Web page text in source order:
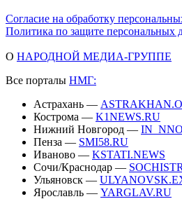
Согласие на обработку
Политика по защите персональных
О НАРОДНОЙ МЕДИА-ГРУППЕ
Все порталы НМГ:
Астрахань —
Кострома — K1NEWS.RU
Нижний Новгород —
Пенза — SMI58.RU
Иваново — KSTATI.NEWS
Сочи/Краснодар —
Ульяновск —
Ярославль — YARGLAV.RU